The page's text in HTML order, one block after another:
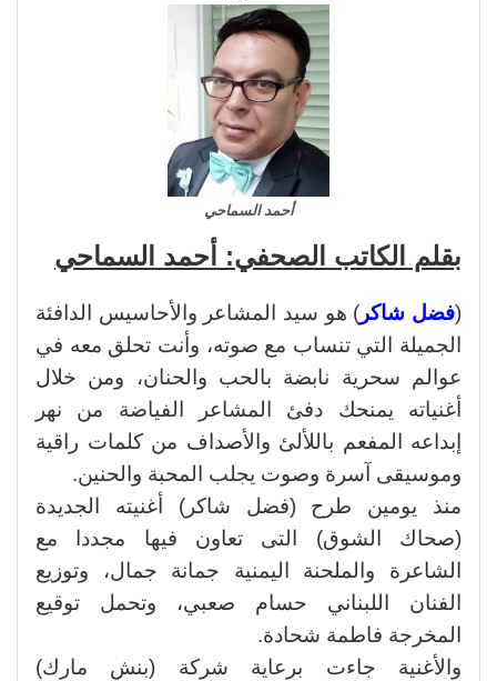
أحمد السماحي
بقلم الكاتب الصحفي: أحمد السماحي
(فضل شاكر ) هو سيد المشاعر والأحاسيس الدافئة
الجميلة التي تنساب مع صوته، وأنت تحلق معه في
عوالم سحرية نابضة بالحب والحنان، ومن خلال
أغنياته يمنحك دفئ المشاعر الفياضة من نهر
إبداعه المفعم باللألئ والأصداف من كلمات راقية
وموسيقى آسرة وصوت يجلب المحبة والحنين.
منذ يومين طرح (فضل شاكر) أغنيته الجديدة
(صحاك الشوق) التى تعاون فيها مجددا مع
الشاعرة والملحنة اليمنية جمانة جمال، وتوزيع
الفنان اللبناني حسام صعبي، وتحمل توقيع
المخرجة فاطمة شحادة.
والأغنية جاءت برعاية شركة (بنش مارك)